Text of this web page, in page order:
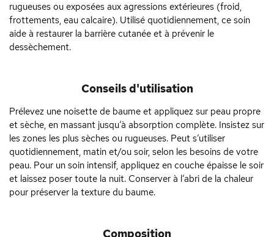
rugueuses ou exposées aux agressions extérieures (froid,
frottements, eau calcaire). Utilisé quotidiennement, ce soin
aide à restaurer la barrière cutanée et à prévenir le
dessèchement.
Conseils d'utilisation
Prélevez une noisette de baume et appliquez sur peau propre
et sèche, en massant jusqu’à absorption complète. Insistez sur
les zones les plus sèches ou rugueuses. Peut s’utiliser
quotidiennement, matin et/ou soir, selon les besoins de votre
peau. Pour un soin intensif, appliquez en couche épaisse le soir
et laissez poser toute la nuit. Conserver à l’abri de la chaleur
pour préserver la texture du baume.
Composition